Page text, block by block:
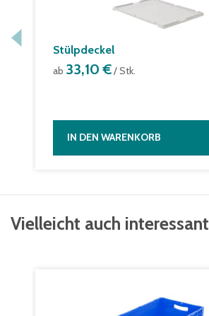
Stülpdeckel
ab 33,10 €/ Stk.
IN DEN WARENKORB
Vielleicht auch interessant